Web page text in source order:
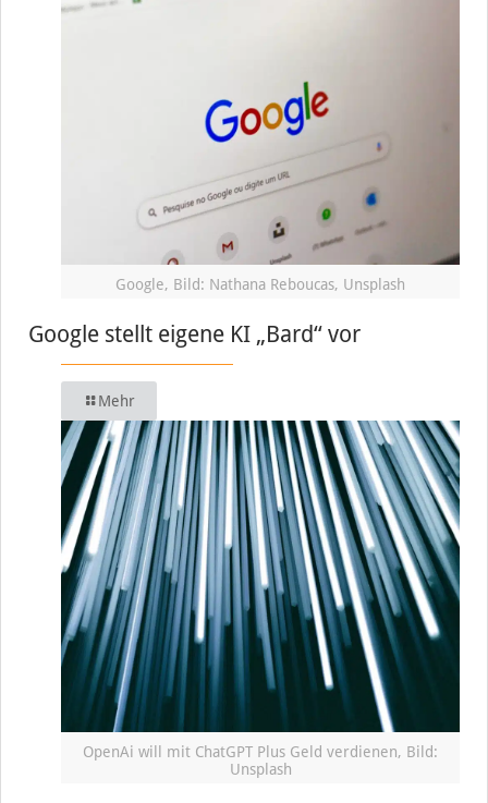
Google, Bild: Nathana Reboucas, Unsplash
Google stellt eigene KI „Bard“ vor
Mehr
OpenAi will mit ChatGPT Plus Geld verdienen, Bild:
Unsplash